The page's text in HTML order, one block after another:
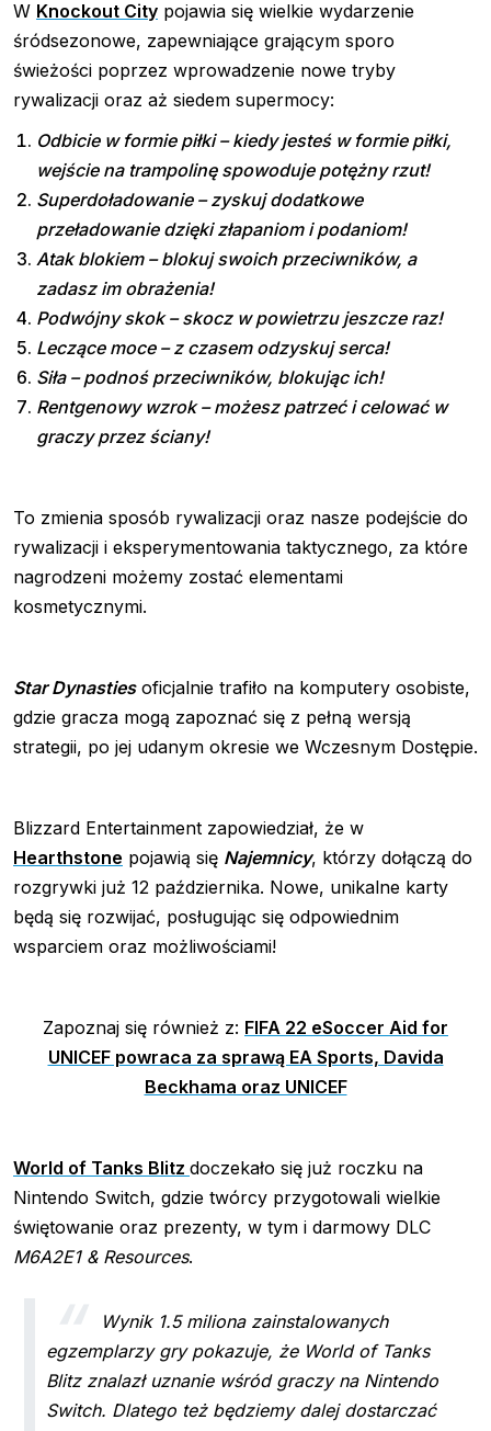
W Knockout City pojawia się wielkie wydarzenie
śródsezonowe, zapewniające grającym sporo
świeżości poprzez wprowadzenie nowe tryby
rywalizacji oraz aż siedem supermocy:
Odbicie w formie piłki – kiedy jesteś w formie piłki,
wejście na trampolinę spowoduje potężny rzut!
Superdoładowanie – zyskuj dodatkowe
przeładowanie dzięki złapaniom i podaniom!
Atak blokiem – blokuj swoich przeciwników, a
zadasz im obrażenia!
Podwójny skok – skocz w powietrzu jeszcze raz!
Leczące moce – z czasem odzyskuj serca!
Siła – podnoś przeciwników, blokując ich!
Rentgenowy wzrok – możesz patrzeć i celować w
graczy przez ściany!
To zmienia sposób rywalizacji oraz nasze podejście do
rywalizacji i eksperymentowania taktycznego, za które
nagrodzeni możemy zostać elementami
kosmetycznymi.
Star Dynastiesoficjalnie trafiło na komputery osobiste,
gdzie gracza mogą zapoznać się z pełną wersją
strategii, po jej udanym okresie we Wczesnym Dostępie.
Blizzard Entertainment zapowiedział, że w
Hearthstone pojawią się Najemnicy, którzy dołączą do
rozgrywki już 12 października. Nowe, unikalne karty
będą się rozwijać, posługując się odpowiednim
wsparciem oraz możliwościami!
Zapoznaj się również z: FIFA 22 eSoccer Aid for
UNICEF powraca za sprawą EA Sports, Davida
Beckhama oraz UNICEF
World of Tanks Blitz doczekało się już roczku na
Nintendo Switch, gdzie twórcy przygotowali wielkie
świętowanie oraz prezenty, w tym i darmowy DLC
M6A2E1 & Resources.
Wynik 1.5 miliona zainstalowanych
egzemplarzy gry pokazuje, że World of Tanks
Blitz znalazł uznanie wśród graczy na Nintendo
Switch. Dlatego też będziemy dalej dostarczać